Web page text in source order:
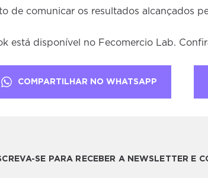
de comunicar os resultados alcançados
está disponível no Fecomercio Lab.
COMPARTILHAR NO WHATSAPP
SE PARA RECEBER A NEWSLETTER E